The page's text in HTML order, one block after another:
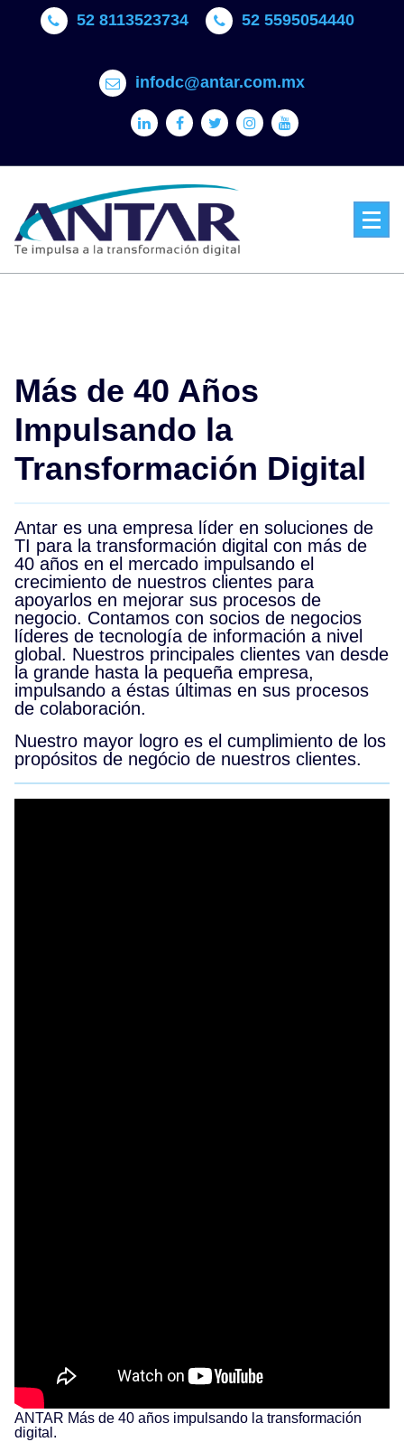
content
52 8113523734 52 5595054440
infodc@antar.com.mx
Más de 40 Años
Impulsando la
Transformación Digital
Antar es una empresa líder en soluciones de
TI para la transformación digital con más de
40 años en el mercado impulsando el
crecimiento de nuestros clientes para
apoyarlos en mejorar sus procesos de
negocio. Contamos con socios de negocios
líderes de tecnología de información a nivel
global. Nuestros principales clientes van desde
la grande hasta la pequeña empresa,
impulsando a éstas últimas en sus procesos
de colaboración.
Nuestro mayor logro es el cumplimiento de los
propósitos de negócio de nuestros clientes.
ANTAR Más de 40 años impulsando la transformación
digital.